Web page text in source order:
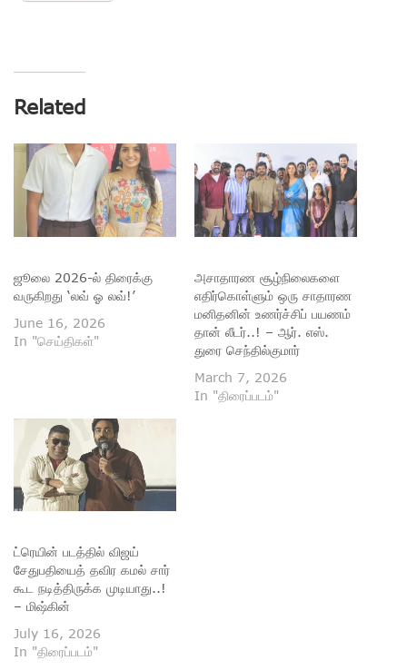
Related
ஜூலை 2026-ல் திரைக்கு
வருகிறது ‘லவ் ஓ லவ்!’
June 16, 2026
In "செய்திகள்"
அசாதாரண சூழ்நிலைகளை
எதிர்கொள்ளும் ஒரு சாதாரண
மனிதனின் உணர்ச்சிப் பயணம்
தான் லீடர்..! – ஆர். எஸ்.
துரை செந்தில்குமார்
March 7, 2026
In "திரைப்படம்"
ட்ரெயின் படத்தில் விஜய்
சேதுபதியைத் தவிர கமல் சார்
கூட நடித்திருக்க முடியாது..!
– மிஷ்கின்
July 16, 2026
In "திரைப்படம்"